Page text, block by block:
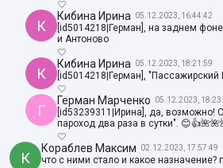
К
Кибина Ирина 05.12.2023, 16:44:42
[id5014218|Герман], на заднем
и Антоново
К
Кибина Ирина 05.12.2023, 18:21:59
[id5014218|Герман], "Пассажирский
Г
Герман Марченко 05.12.2023,
[id53239311|Ирина], да, возможно!
пароход два раза в сутки".
К
Кораблев Максим 02.12.2023, 17:57:49
что с ними стало и какое назначение?